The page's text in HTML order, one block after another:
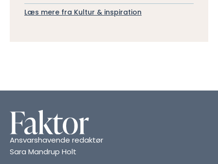
Læs mere fra Kultur & inspiration
Ansvarshavende redaktør
Sara Mandrup Holt